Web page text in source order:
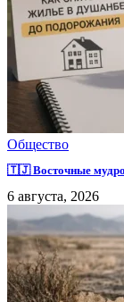
Общество
🇹🇯 Восточные
6 августа, 2026